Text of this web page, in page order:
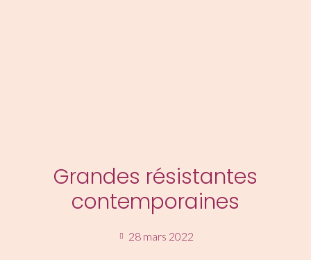
Grandes résistantes
contemporaines
28 mars 2022